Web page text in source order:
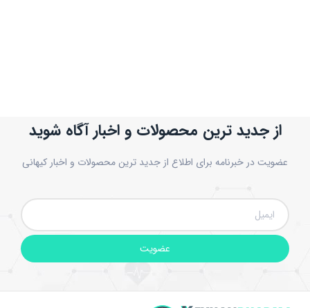
از جدید ترین محصولات و اخبار آگاه شوید
عضویت در خبرنامه برای اطلاع از جدید ترین محصولات و اخبار کیهانی
عضویت